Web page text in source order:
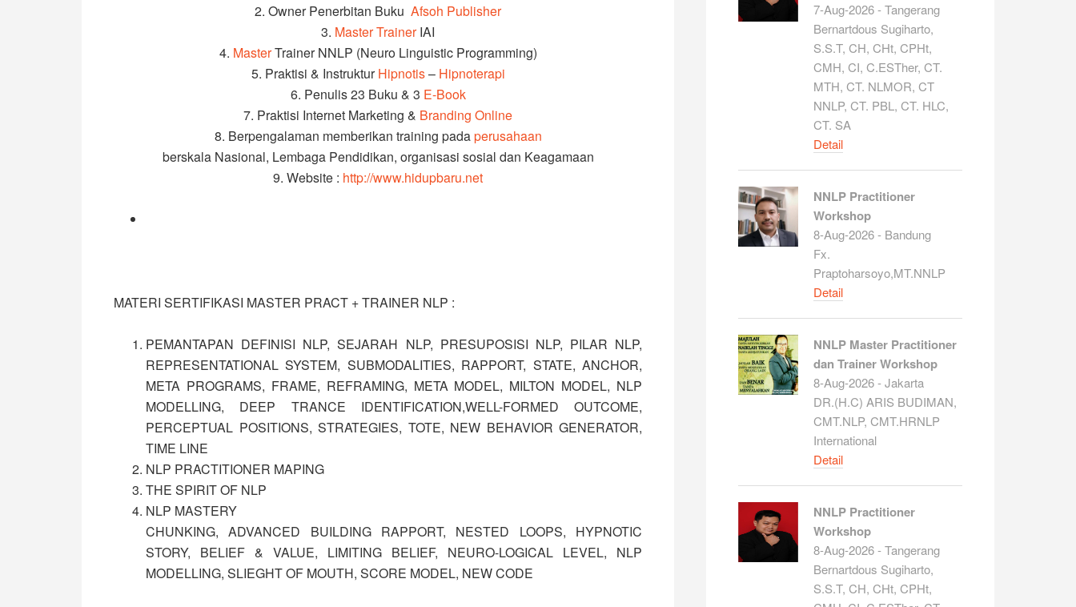
2. Owner Penerbitan Buku Afsoh Publisher
3. Master TrainerIAI
4. MasterTrainer NNLP (Neuro Linguistic Programming)
5. Praktisi & InstrukturHipnotis– Hipnoterapi
6. Penulis 23 Buku & 3 E-Book
7. Praktisi Internet Marketing & Branding Online
8. Berpengalaman memberikan training padaperusahaan
berskala Nasional, Lembaga Pendidikan, organisasi sosial dan Keagamaan
9. Website : http://www.hidupbaru.net
MATERI SERTIFIKASI MASTER PRACT + TRAINER NLP :
PEMANTAPAN DEFINISI NLP, SEJARAH NLP, PRESUPOSISI NLP, PILAR NLP,
REPRESENTATIONAL SYSTEM, SUBMODALITIES, RAPPORT, STATE, ANCHOR,
META PROGRAMS, FRAME, REFRAMING, META MODEL, MILTON MODEL, NLP
MODELLING, DEEP TRANCE IDENTIFICATION,WELL-FORMED OUTCOME,
PERCEPTUAL POSITIONS, STRATEGIES, TOTE, NEW BEHAVIOR GENERATOR,
TIME LINE
NLP PRACTITIONER MAPING
THE SPIRIT OF NLP
NLP MASTERY
CHUNKING, ADVANCED BUILDING RAPPORT, NESTED LOOPS, HYPNOTIC
STORY, BELIEF & VALUE, LIMITING BELIEF, NEURO-LOGICAL LEVEL, NLP
MODELLING, SLIEGHT OF MOUTH, SCORE MODEL, NEW CODE
7-Aug-2026 - Tangerang
Bernartdous Sugiharto,
S.S.T, CH, CHt, CPHt,
CMH, CI, C.ESTher, CT.
MTH, CT. NLMOR, CT
NNLP, CT. PBL, CT. HLC,
CT. SA
Detail
NNLP Practitioner
Workshop
8-Aug-2026 - Bandung
Fx.
Praptoharsoyo,MT.NNLP
Detail
NNLP Master Practitioner
dan Trainer Workshop
8-Aug-2026 - Jakarta
DR.(H.C) ARIS BUDIMAN,
CMT.NLP, CMT.HRNLP
International
Detail
NNLP Practitioner
Workshop
8-Aug-2026 - Tangerang
Bernartdous Sugiharto,
S.S.T, CH, CHt, CPHt,